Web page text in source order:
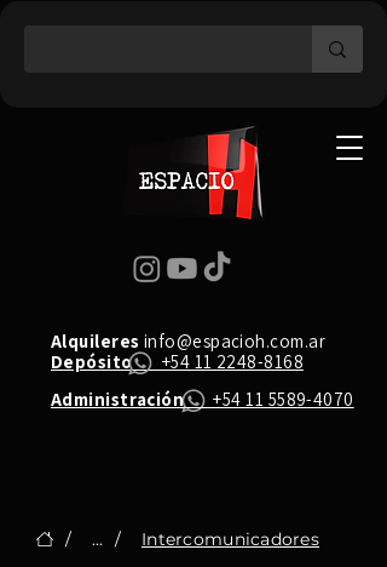
Depósito+54 11 2248-8168
Administración+54 11 5589-4070
Alquileres info@espacioh.com.ar
/ ... / Intercomunicadores